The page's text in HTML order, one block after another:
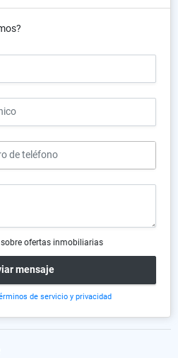
ofertas inmobiliarias
mensaje
de servicio y privacidad